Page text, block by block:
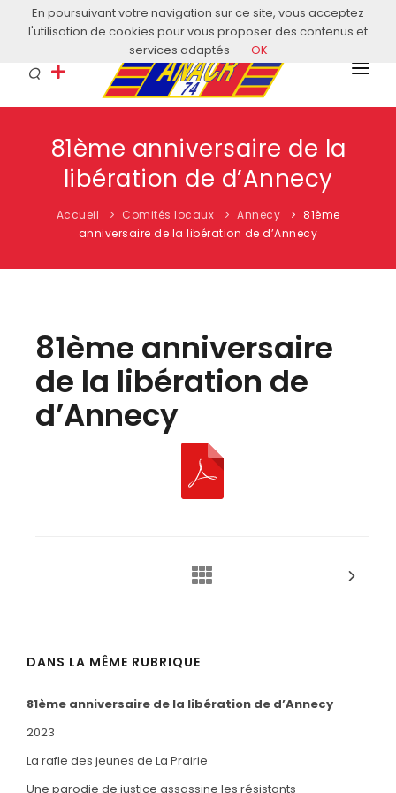
Courriel: contact@anacr74.fr
L’ANACR
EVÈNEMENTS
COMITÉS LOCAUX
ACTUALITÉS
HISTOIRE & EDUCATION
81ème anniversaire de la
libération de d’Annecy
Accueil Comités locaux Annecy
81ème
anniversaire de la libération de d’Annecy
81ème anniversaire
de la libération de
d’Annecy
DANS LA MÊME RUBRIQUE
81ème anniversaire de la libération de d’Annecy
2023
La rafle des jeunes de La Prairie
Une parodie de justice assassine les résistants
En poursuivant votre navigation sur ce site, vous acceptez
l'utilisation de cookies pour vous proposer des contenus et
services adaptés
OK